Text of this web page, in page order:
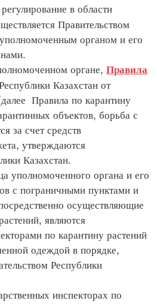
в области
Правительством
органом и его
органе, Правила
Казахстан от
Правила по карантину
объектов, борьба с
за счет средств
утверждаются
Казахстан.
органа и его
с пограничными пунктами и
осуществляющие
являются
по карантину растений
одеждой в порядке,
Республики
инспекторах по